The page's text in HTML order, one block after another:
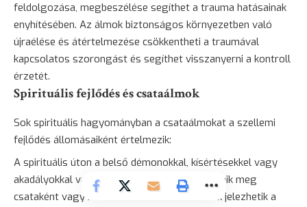
feldolgozása, megbeszélése segíthet a trauma hatásainak
enyhítésében. Az álmok biztonságos környezetben való
újraélése és átértelmezése csökkentheti a traumával
kapcsolatos szorongást és segíthet visszanyerni a kontroll
érzetét.
Spirituális fejlődés és csataálmok
Sok spirituális hagyományban a csataálmokat a szellemi
fejlődés állomásaiként értelmezik:
A spirituális úton a belső démonokkal, kísértésekkel vagy
akadályokkal való szembenézés gyakran jelenik meg
csataként vagy küzdelemként. Ezek az álmok jelezhetik a